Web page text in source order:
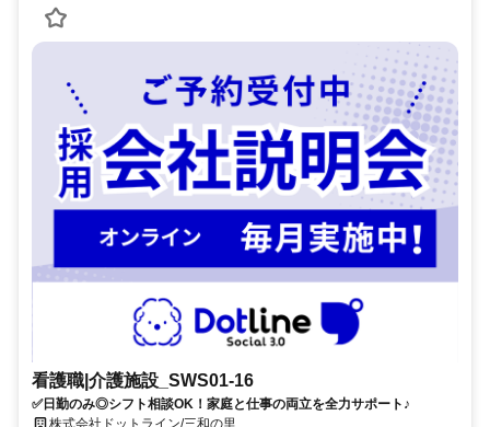
看護職|介護施設_SWS01-16
✅日勤のみ◎シフト相談OK！家庭と仕事の両立を全力サポート♪
株式会社ドットライン/三和の里